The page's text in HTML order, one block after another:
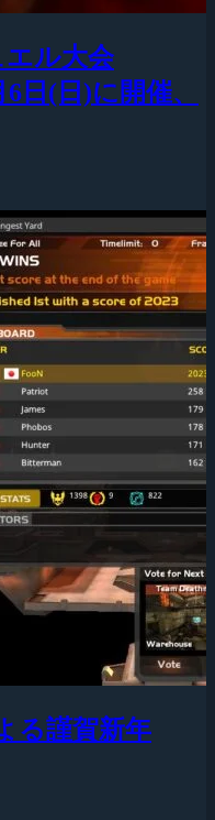
エル大会
6日(日)に開催、
る謹賀新年